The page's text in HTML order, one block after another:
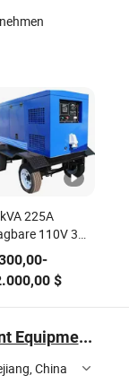
225A
110V 3
Generator
-
$
Ningbo Xinsheng Intelligent Equipment Co., Ltd
China